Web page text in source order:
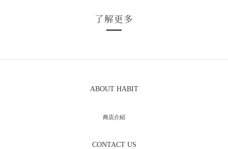
了解更多
ABOUT HABIT
商店介紹
CONTACT US